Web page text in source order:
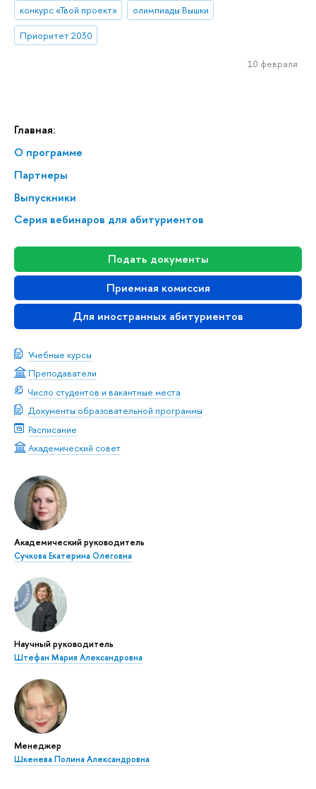
Главная:
О программе
Партнеры
Выпускники
Серия вебинаров для абитуриентов
Подать документы
Приемная комиссия
Для иностранных абитуриентов
Учебные курсы
Преподаватели
Число студентов и вакантные места
Документы образовательной программы
Расписание
Академический совет
Академический руководитель
Сучкова Екатерина Олеговна
Научный руководитель
Штефан Мария Александровна
Менеджер
Шкенева Полина Александровна
конкурс «Твой проект»
олимпиады Вышки
Приоритет 2030
10 февраля